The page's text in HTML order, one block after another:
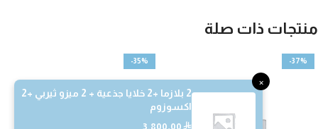
×
2 بلازما +2 خلايا جذعية + 2 ميزو ثيربي +2
اكسوزوم
⃁
منتجات ذات صلة
-37%
-35%